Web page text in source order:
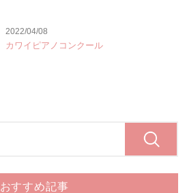
2022/04/08
カワイピアノコンクール
おすすめ記事